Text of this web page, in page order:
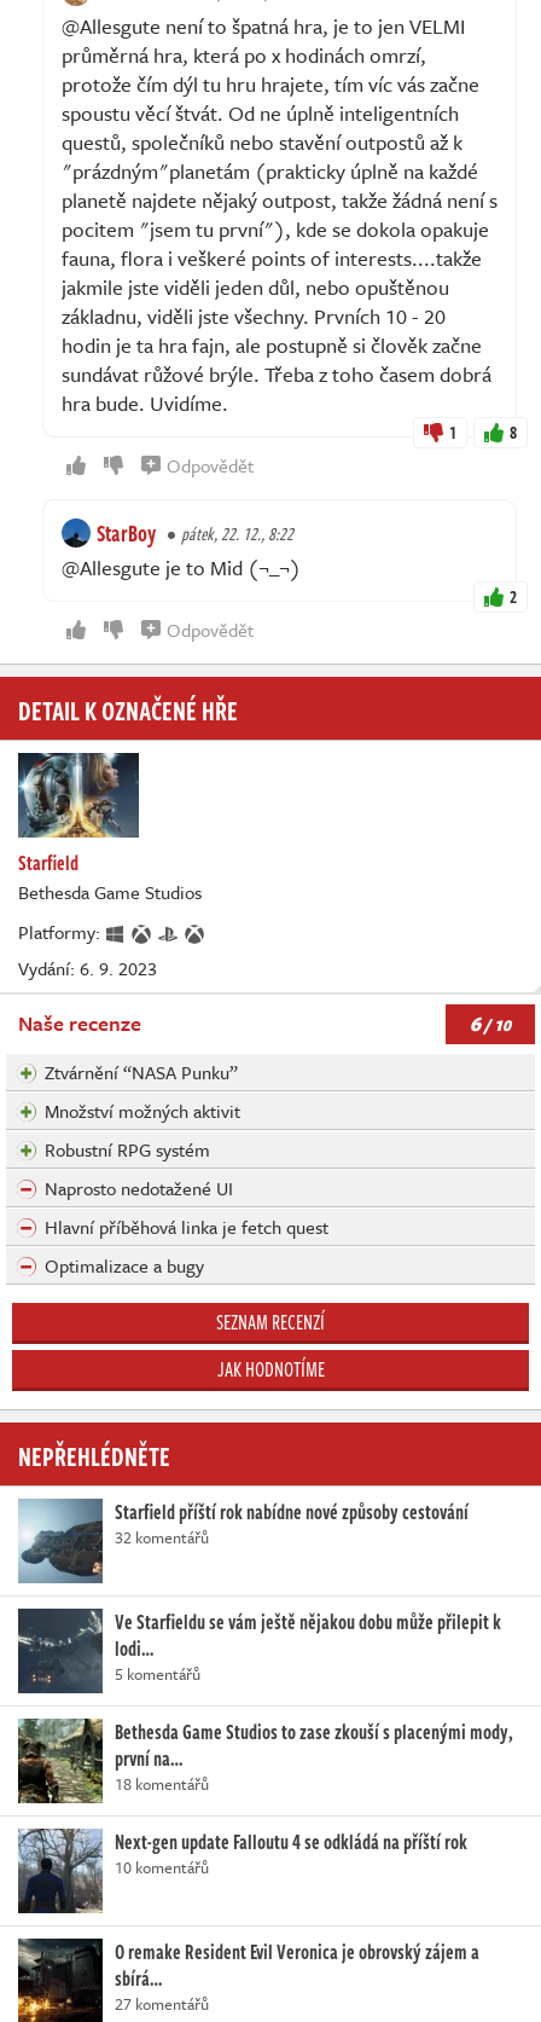
@Allesgute není to špatná hra, je to jen VELMI
průměrná hra, která po x hodinách omrzí,
protože čím dýl tu hru hrajete, tím víc vás začne
spoustu věcí štvát. Od ne úplně inteligentních
questů, společníků nebo stavění outpostů až k
"prázdným"planetám (prakticky úplně na každé
planetě najdete nějaký outpost, takže žádná není s
pocitem "jsem tu první"), kde se dokola opakuje
fauna, flora i veškeré points of interests....takže
jakmile jste viděli jeden důl, nebo opuštěnou
základnu, viděli jste všechny. Prvních 10 - 20
hodin je ta hra fajn, ale postupně si člověk začne
sundávat růžové brýle. Třeba z toho časem dobrá
hra bude. Uvidíme.
1 8
Odpovědět
StarBoy pátek, 22. 12., 8:22
@Allesgute je to Mid (¬_¬)
2
Odpovědět
DETAIL K OZNAČENÉ HŘE
Starfield
Bethesda Game Studios
Platformy:
Vydání: 6. 9. 2023
Naše recenze 6/ 10
Ztvárnění “NASA Punku”
Množství možných aktivit
Robustní RPG systém
Naprosto nedotažené UI
Hlavní příběhová linka je fetch quest
Optimalizace a bugy
SEZNAM RECENZÍ
JAK HODNOTÍME
NEPŘEHLÉDNĚTE
Starfield příští rok nabídne nové způsoby cestování
32 komentářů
Ve Starfieldu se vám ještě nějakou dobu může přilepit k
lodi…
5 komentářů
Bethesda Game Studios to zase zkouší s placenými mody,
první na…
18 komentářů
Next-gen update Falloutu 4 se odkládá na příští rok
10 komentářů
O remake Resident Evil Veronica je obrovský zájem a
sbírá…
27 komentářů